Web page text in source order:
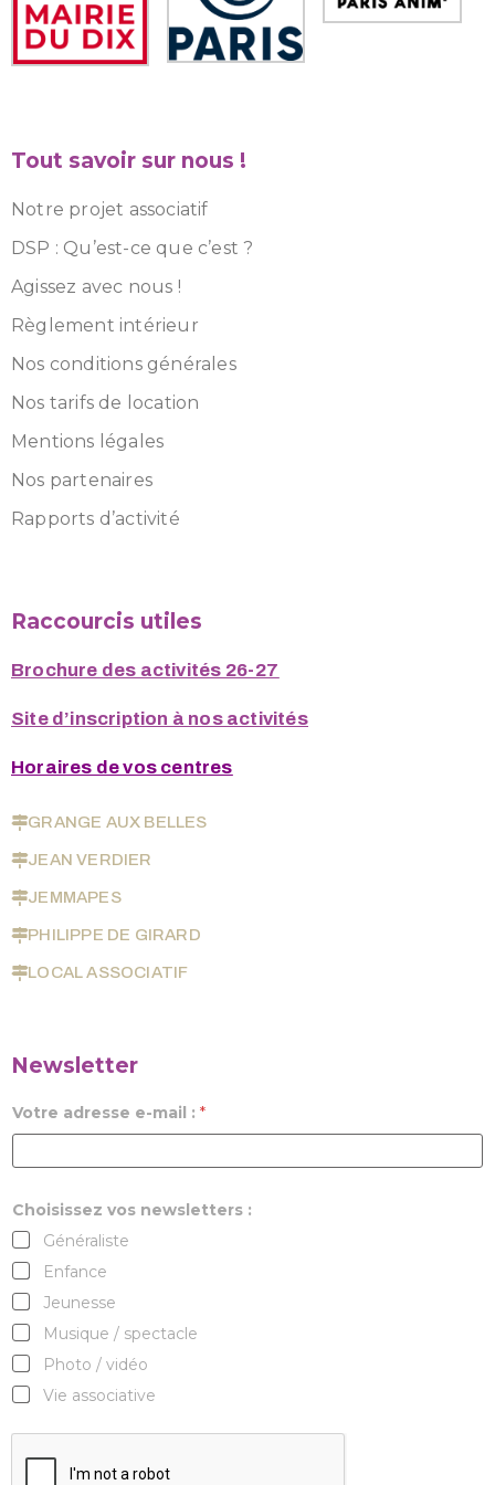
Tout savoir sur nous !
Notre projet associatif
DSP : Qu’est-ce que c’est ?
Agissez avec nous !
Règlement intérieur
Nos conditions générales
Nos tarifs de location
Mentions légales
Nos partenaires
Rapports d’activité
Raccourcis utiles
Brochure des activités 26-27
Site d’inscription à nos activités
Horaires de vos centres
GRANGE AUX BELLES
JEAN VERDIER
JEMMAPES
PHILIPPE DE GIRARD
LOCAL ASSOCIATIF
Newsletter
Votre adresse e-mail : *
Choisissez vos newsletters :
Généraliste
Enfance
Jeunesse
Musique / spectacle
Photo / vidéo
Vie associative